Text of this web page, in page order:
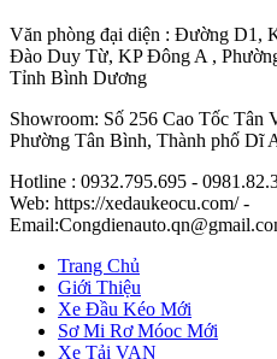
Văn phòng đại diện : Đường D1,
Đào Duy Từ, KP Đông A ,
Tỉnh Bình Dương
Showroom: Số 256 Cao Tốc Tân
Phường Tân Bình, Thành phố Dĩ
Hotline : 0932.795.695 -
Web: https://xedaukeocu.com/ -
Trang Chủ
Giới Thiệu
Xe Đầu Kéo Mới
Sơ Mi Rơ Móoc Mới
Xe Tải VAN